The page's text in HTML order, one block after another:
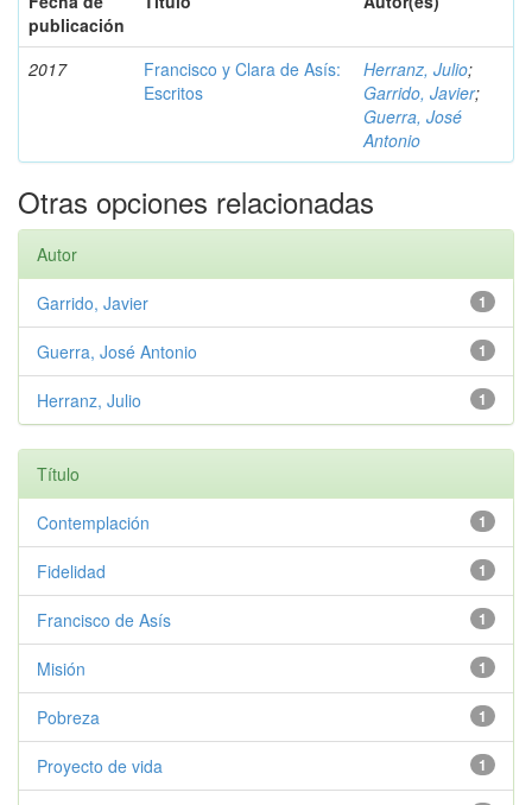
publicación
2017
Francisco y Clara de Asís:
Escritos
Herranz, Julio;
Garrido, Javier;
Guerra, José
Antonio
Otras opciones relacionadas
Autor
1
Garrido, Javier
1
Guerra, José Antonio
1
Herranz, Julio
Título
1
Contemplación
1
Fidelidad
1
Francisco de Asís
1
Misión
1
Pobreza
1
Proyecto de vida